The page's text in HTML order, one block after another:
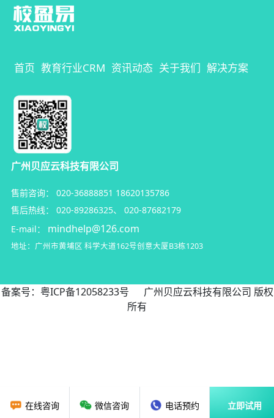
在线咨询 微信咨询 电话预约 立即试用
首页 教育行业CRM 资讯动态 关于我们 解决方案
广州贝应云科技有限公司
售前咨询： 020-36888851 18620135786
售后热线：
020-89286325、 020-87682179
E-mail：
mindhelp@126.com
地址：广州市黄埔区 科学大道162号创意大厦B3栋1203
备案号： 粤ICP备12058233号 广州贝应云科技有限公司 版权
所有